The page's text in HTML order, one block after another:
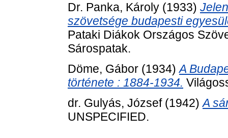
Dr. Panka, Károly (1933)
szövetsége budapesti
Pataki Diákok Országos
Sárospatak.
Döme, Gábor (1934)A
története : 1884-1934.
dr. Gulyás, József(1942)A
UNSPECIFIED.